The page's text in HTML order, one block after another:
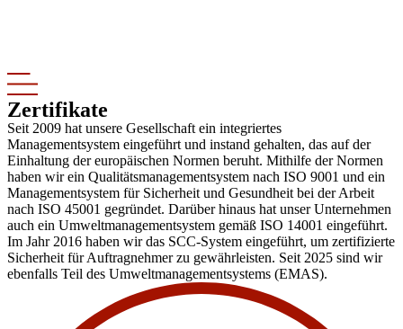
Zertifikate
Seit 2009 hat unsere Gesellschaft ein integriertes
Managementsystem eingeführt und instand gehalten, das auf der
Einhaltung der europäischen Normen beruht. Mithilfe der Normen
haben wir ein Qualitätsmanagementsystem nach ISO 9001 und ein
Managementsystem für Sicherheit und Gesundheit bei der Arbeit
nach ISO 45001 gegründet. Darüber hinaus hat unser Unternehmen
auch ein Umweltmanagementsystem gemäß ISO 14001 eingeführt.
Im Jahr 2016 haben wir das SCC-System eingeführt, um zertifizierte
Sicherheit für Auftragnehmer zu gewährleisten. Seit 2025 sind wir
ebenfalls Teil des Umweltmanagementsystems (EMAS).